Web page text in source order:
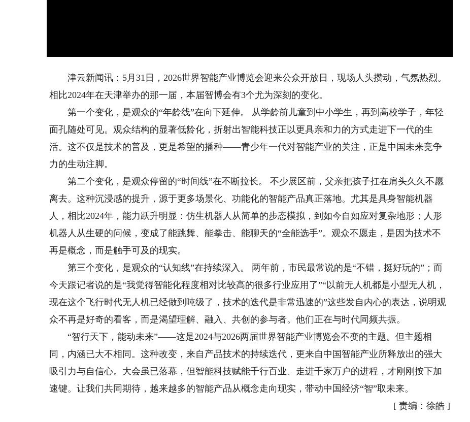
津云新闻讯：5月31日，2026世界智能产业博览会迎来公众开放日，现场人头攒动，气氛热烈。
相比2024年在天津举办的那一届，本届智博会有3个尤为深刻的变化。
第一个变化，是观众的“年龄线”在向下延伸。 从学龄前儿童到中小学生，再到高校学子，年轻
面孔随处可见。观众结构的显著低龄化，折射出智能科技正以更具亲和力的方式走进下一代的生
活。这不仅是技术的普及，更是希望的播种——青少年一代对智能产业的关注，正是中国未来竞争
力的生动注脚。
第二个变化，是观众停留的“时间线”在不断拉长。 不少展区前，父亲把孩子扛在肩头久久不愿
离去。这种沉浸感的提升，源于更多场景化、功能化的智能产品真正落地。尤其是具身智能机器
人，相比2024年，能力跃升明显：仿生机器人从简单的步态模拟，到如今自如应对复杂地形；人形
机器人从生硬的问候，变成了能跳舞、能拳击、能聊天的“全能选手”。观众不愿走，是因为技术不
再是概念，而是触手可及的现实。
第三个变化，是观众的“认知线”在持续深入。 两年前，市民最常说的是“不错，挺好玩的”；而
今天跟记者说的是“我觉得智能化程度相对比较高的很多行业应用了”“以前无人机都是小型无人机，
现在这个飞行时代无人机已经做到吨级了，技术的迭代是非常迅速的”这些发自内心的表达，说明观
众不再是好奇的看客，而是渴望理解、融入、共创的参与者。他们正在与时代同频共振。
“智行天下，能动未来”——这是2024与2026两届世界智能产业博览会不变的主题。但主题相
同，内涵已大不相同。这种改变，来自产品技术的持续迭代，更来自中国智能产业所释放出的强大
吸引力与自信心。大会虽已落幕，但智能科技赋能千行百业、走进千家万户的进程，才刚刚按下加
速键。让我们共同期待，越来越多的智能产品从概念走向现实，带动中国经济“智”取未来。
[ 责编：徐皓 ]